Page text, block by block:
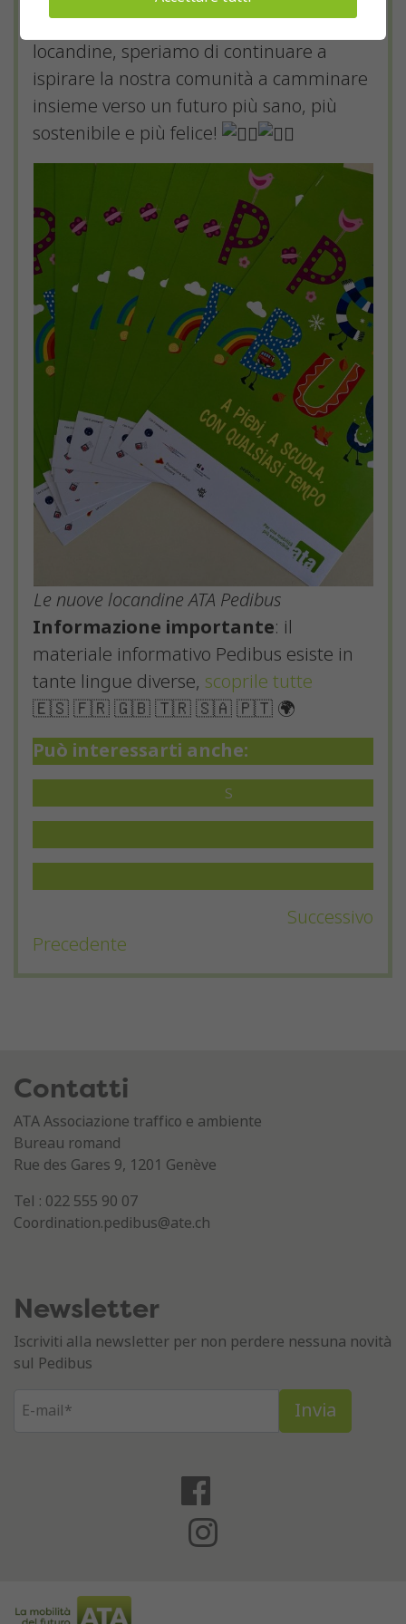
sostegno al Pedibus! Con le nuove
locandine, speriamo di continuare a
ispirare la nostra comunità a camminare
insieme verso un futuro più sano, più
sostenibile e più felice!
Le nuove locandine ATA Pedibus
Informazione importante: il
materiale informativo Pedibus esiste in
tante lingue diverse, scoprile tutte
🇪🇸 🇫🇷 🇬🇧 🇹🇷 🇸🇦 🇵🇹 🌍
Può interessarti anche:
s
Successivo
Precedente
Contatti
ATA Associazione traffico e ambiente
Bureau romand
Rue des Gares 9, 1201 Genève
Tel : 022 555 90 07
Coordination.pedibus@ate.ch
Newsletter
Iscriviti alla newsletter per non perdere nessuna novità
sul Pedibus